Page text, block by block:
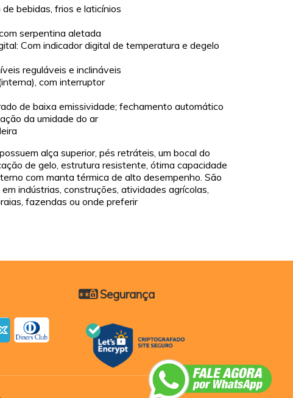
bebidas, frios e laticínios
serpentina aletada
Com indicador digital de temperatura e degelo
reguláveis e inclináveis
com interruptor
de baixa emissividade; fechamento automático
da umidade do ar
alça superior, pés retráteis, um bocal do
de gelo, estrutura resistente, ótima capacidade
com manta térmica de alto desempenho. São
indústrias, construções, atividades agrícolas,
fazendas ou onde preferir
Segurança